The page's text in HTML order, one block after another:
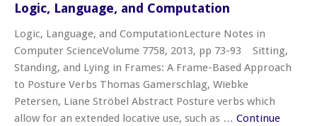
Logic, Language, and Computation
Logic, Language, and ComputationLecture Notes in
Computer ScienceVolume 7758, 2013, pp 73-93 Sitting,
Standing, and Lying in Frames: A Frame-Based Approach
to Posture Verbs Thomas Gamerschlag, Wiebke
Petersen, Liane Ströbel Abstract Posture verbs which
allow for an extended locative use, such as … Continue